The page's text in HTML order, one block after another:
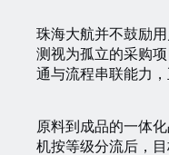
珠海大航并不鼓励
测视为孤立的采购
通与流程串联能力
原料到成品的一体
机按等级分流后，